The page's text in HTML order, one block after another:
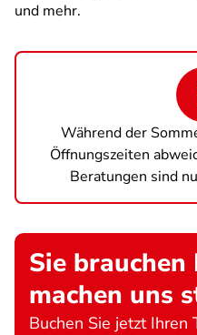
und mehr.
Während der
Öffnungszeiten
Beratungen sind
Sie
machen uns
Buchen Sie jetzt